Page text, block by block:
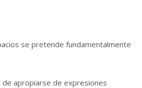
se pretende fundamentalmente
de apropiarse de expresiones